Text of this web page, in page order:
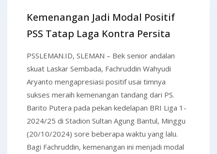
Kemenangan Jadi Modal Positif
PSS Tatap Laga Kontra Persita
PSSLEMAN.ID, SLEMAN – Bek senior andalan
skuat Laskar Sembada, Fachruddin Wahyudi
Aryanto mengapresiasi positif usai timnya
sukses meraih kemenangan tandang dari PS.
Barito Putera pada pekan kedelapan BRI Liga 1-
2024/25 di Stadion Sultan Agung Bantul, Minggu
(20/10/2024) sore beberapa waktu yang lalu.
Bagi Fachruddin, kemenangan ini menjadi modal